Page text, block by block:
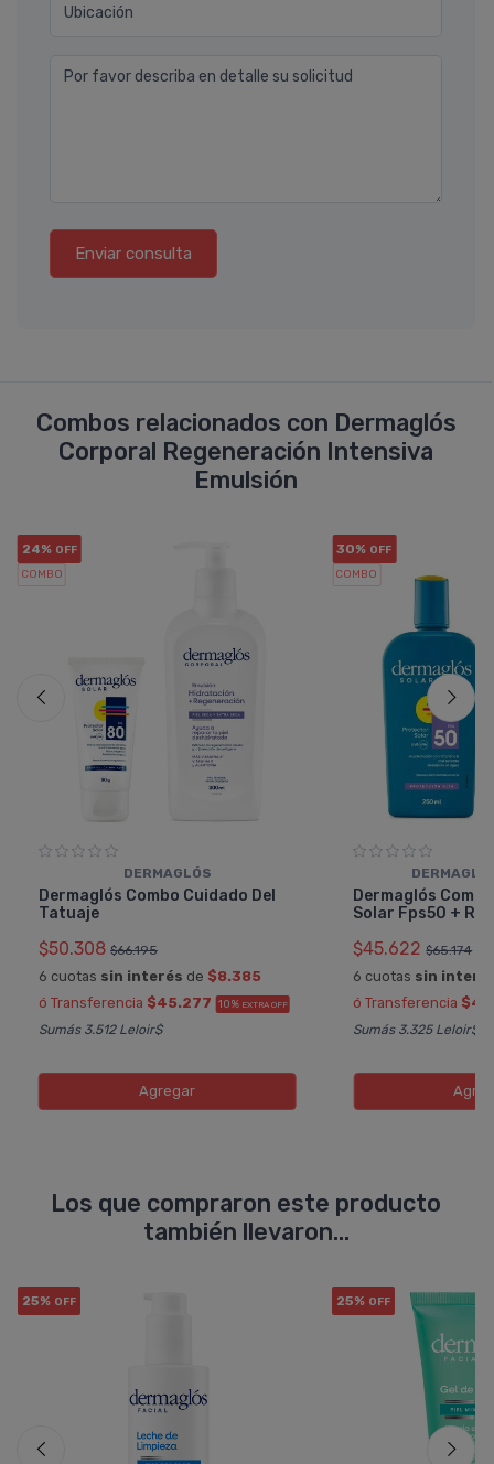
Ubicación
Por favor describa en detalle su solicitud
Enviar consulta
Combos relacionados con Dermaglós
Corporal Regeneración Intensiva
Emulsión
24% OFF
COMBO
DERMAGLÓS
Dermaglós Combo Cuidado Del
Tatuaje
$50.308 $66.195
6 cuotas sin interés de $8.385
ó Transferencia $45.277 10% EXTRA OFF
Sumás 3.512 Leloir$
Agregar
30% OFF
COMBO
Dermaglós
Solar Fps50 +
$45.622 $65.174
6 cuotas sin
ó Transferencia
Sumás 3.325 Leloir$
Los que compraron este producto
también llevaron...
25% OFF 25% OFF